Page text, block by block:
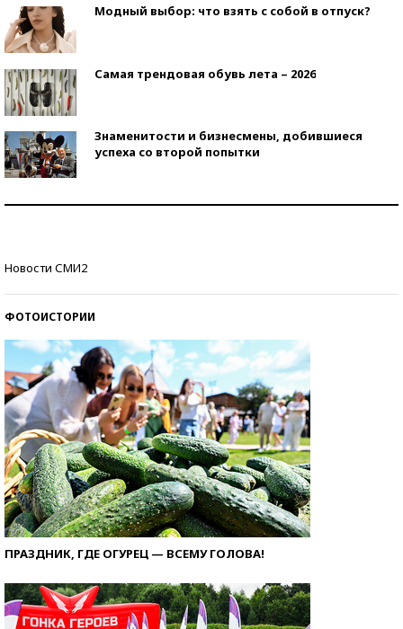
Модный выбор: что взять с собой в отпуск?
Самая трендовая обувь лета – 2026
Знаменитости и бизнесмены, добившиеся
успеха со второй попытки
Новости СМИ2
ФОТОИСТОРИИ
ПРАЗДНИК, ГДЕ ОГУРЕЦ — ВСЕМУ ГОЛОВА!